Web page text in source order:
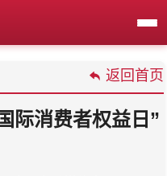
返回首页
际消费者权益日”